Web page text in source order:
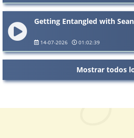
Getting Entangled with
14-07-2026 01:02:39
Mostrar todos